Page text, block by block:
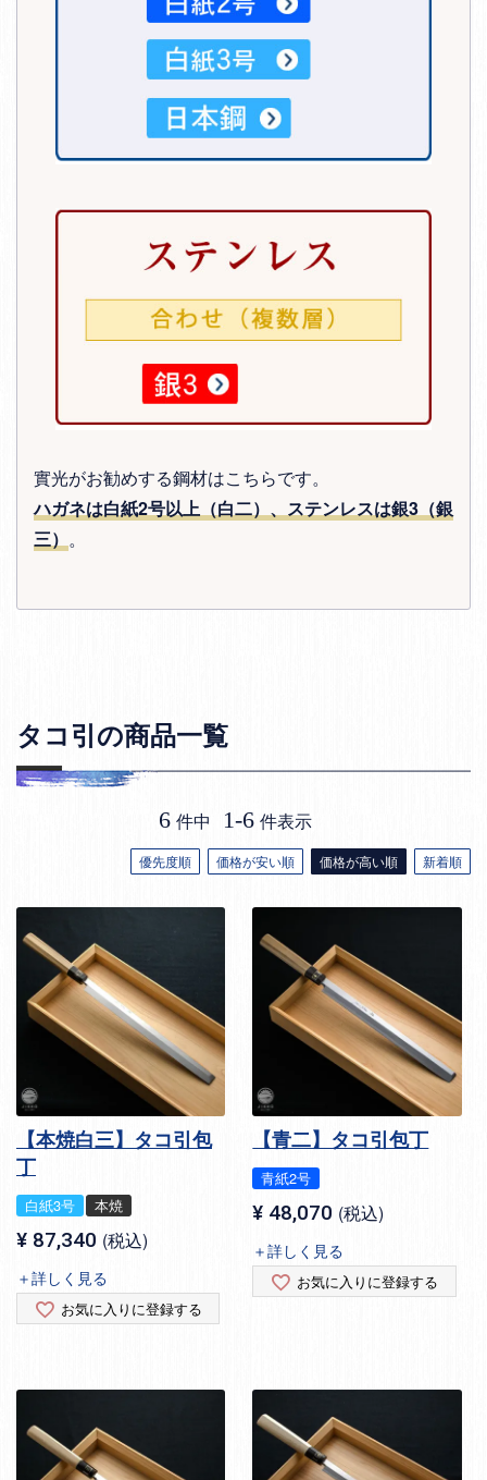
實光がお勧めする鋼材はこちらです。
ハガネは白紙2号以上（白二）、ステンレスは銀3（銀
三） 。
タコ引の商品一覧
優先度順 価格が安い順 価格が高い順 新着順
6 件中 1-6 件表示
【本焼白三】タコ引包
丁
白紙3号 本焼
¥ 87,340 税込
＋詳しく見る
お気に入りに登録する
【青二】タコ引包丁
青紙2号
¥ 48,070 税込
＋詳しく見る
お気に入りに登録する